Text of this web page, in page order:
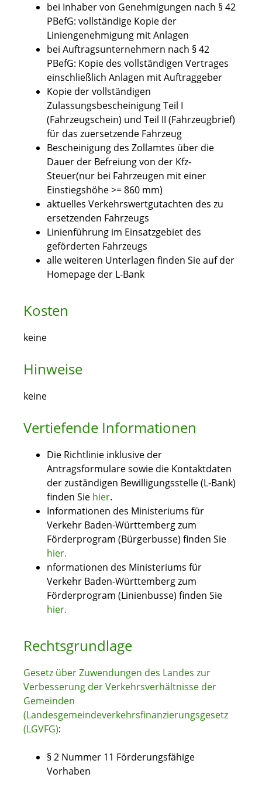
bei Inhaber von Genehmigungen nach § 42
PBefG: vollständige Kopie der
Liniengenehmigung mit Anlagen
bei Auftragsunternehmern nach § 42
PBefG: Kopie des vollständigen Vertrages
einschließlich Anlagen mit Auftraggeber
Kopie der vollständigen
Zulassungsbescheinigung Teil I
(Fahrzeugschein) und Teil II (Fahrzeugbrief)
für das zuersetzende Fahrzeug
Bescheinigung des Zollamtes über die
Dauer der Befreiung von der Kfz-
Steuer(nur bei Fahrzeugen mit einer
Einstiegshöhe >= 860 mm)
aktuelles Verkehrswertgutachten des zu
ersetzenden Fahrzeugs
Linienführung im Einsatzgebiet des
geförderten Fahrzeugs
alle weiteren Unterlagen finden Sie auf der
Homepage der L-Bank
Kosten
keine
Hinweise
keine
Vertiefende Informationen
Die Richtlinie inklusive der
Antragsformulare sowie die Kontaktdaten
der zuständigen Bewilligungsstelle (L-Bank)
finden Sie hier.
Informationen des Ministeriums für
Verkehr Baden-Württemberg zum
Förderprogram (Bürgerbusse) finden Sie
hier.
nformationen des Ministeriums für
Verkehr Baden-Württemberg zum
Förderprogram (Linienbusse) finden Sie
hier.
Rechtsgrundlage
Gesetz über Zuwendungen des Landes zur
Verbesserung der Verkehrsverhältnisse der
Gemeinden
(Landesgemeindeverkehrsfinanzierungsgesetz
(LGVFG):
§ 2 Nummer 11 Förderungsfähige
Vorhaben